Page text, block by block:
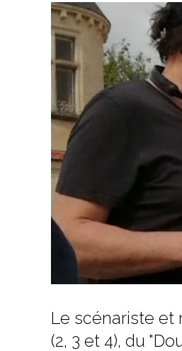
Le scénariste et
(2, 3 et 4), du